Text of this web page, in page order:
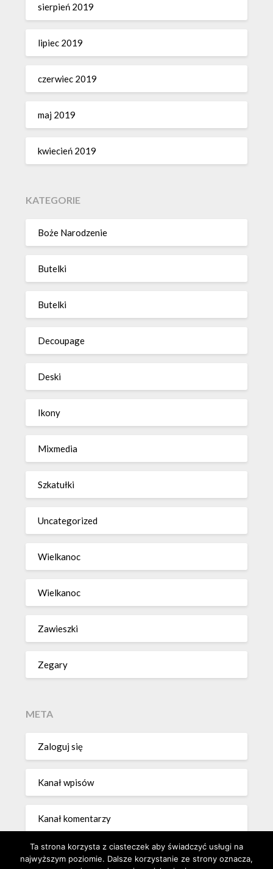
sierpień 2019
lipiec 2019
czerwiec 2019
maj 2019
kwiecień 2019
KATEGORIE
Boże Narodzenie
Butelki
Butelki
Decoupage
Deski
Ikony
Mixmedia
Szkatułki
Uncategorized
Wielkanoc
Wielkanoc
Zawieszki
Zegary
META
Zaloguj się
Kanał wpisów
Kanał komentarzy
WordPress.org
Ta strona korzysta z ciasteczek aby świadczyć usługi na
najwyższym poziomie. Dalsze korzystanie ze strony oznacza,